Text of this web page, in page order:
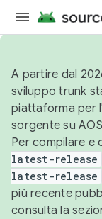
A partire dal
sviluppo trunk
piattaforma per
sorgente su
Per compilare e
latest-release
latest-release
più recente
consulta la